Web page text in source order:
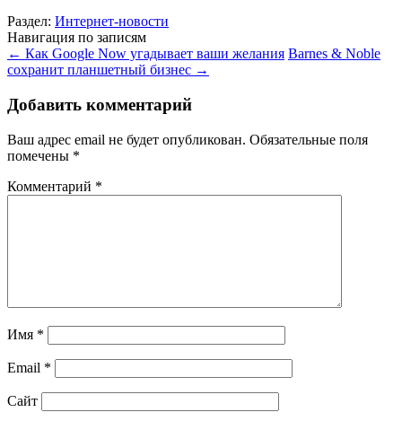
Раздел: Интернет-новости
Навигация по записям
← Как Google Now угадывает ваши желания Barnes & Noble
сохранит планшетный бизнес →
Добавить комментарий
Ваш адрес email не будет опубликован. Обязательные поля
помечены *
Комментарий *
Имя *
Email *
Сайт